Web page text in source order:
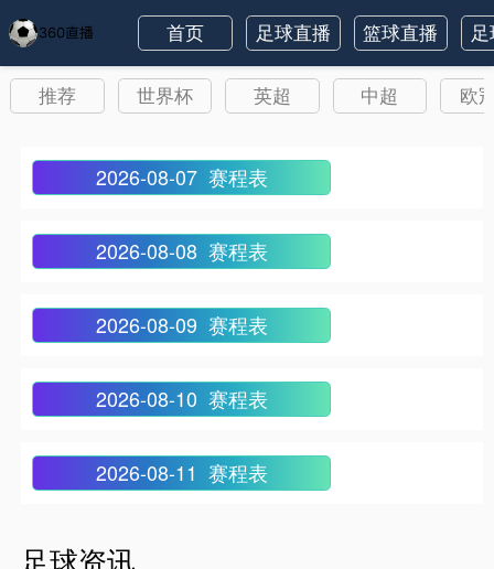
首页 足球直播 篮球直播
推荐 世界杯 英超 中超 欧
2026-08-07 赛程表
2026-08-08 赛程表
2026-08-09 赛程表
2026-08-10 赛程表
2026-08-11 赛程表
足球资讯